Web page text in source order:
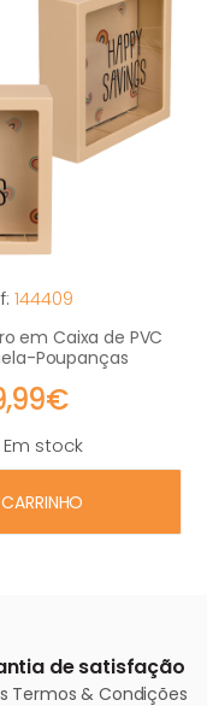
144409
em Caixa de PVC
Poupanças
stockstock
CARRINHO
de satisfação
Termos & Condições